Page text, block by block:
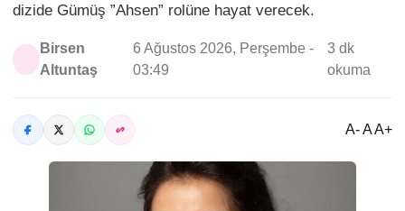
dizide Gümüş ”Ahsen” rolüne hayat verecek.
Birsen
Altuntaş
6 Ağustos 2026, Perşembe -
03:49
3 dk
okuma
A- A A+